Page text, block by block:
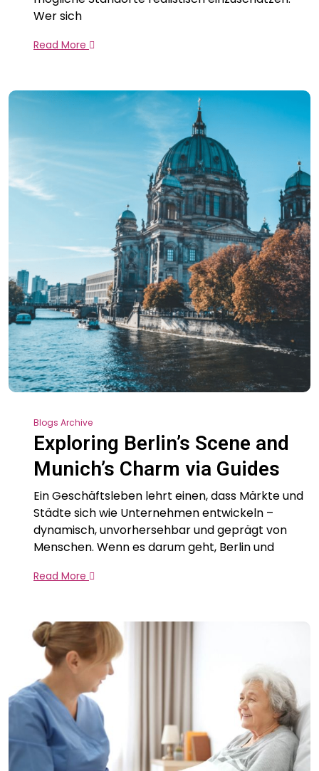
Wer sich
Read More
Blogs Archive
Exploring Berlin’s Scene and
Munich’s Charm via Guides
Ein Geschäftsleben lehrt einen, dass Märkte und
Städte sich wie Unternehmen entwickeln –
dynamisch, unvorhersehbar und geprägt von
Menschen. Wenn es darum geht, Berlin und
Read More